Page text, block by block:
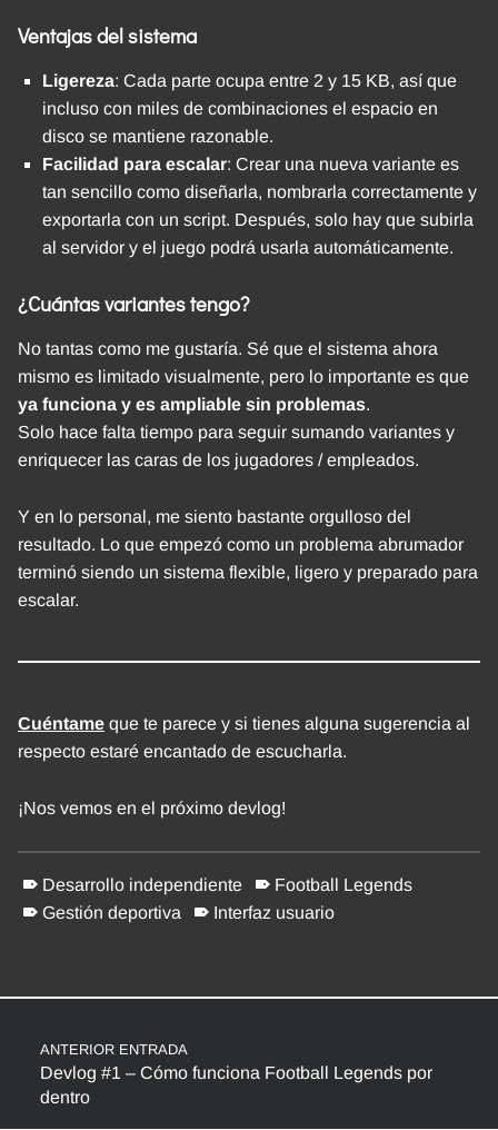
Ventajas del sistema
Ligereza: Cada parte ocupa entre 2 y 15 KB, así que
incluso con miles de combinaciones el espacio en
disco se mantiene razonable.
Facilidad para escalar: Crear una nueva variante es
tan sencillo como diseñarla, nombrarla correctamente y
exportarla con un script. Después, solo hay que subirla
al servidor y el juego podrá usarla automáticamente.
¿Cuántas variantes tengo?
No tantas como me gustaría. Sé que el sistema ahora
mismo es limitado visualmente, pero lo importante es que
ya funciona y es ampliable sin problemas.
Solo hace falta tiempo para seguir sumando variantes y
enriquecer las caras de los jugadores / empleados.
Y en lo personal, me siento bastante orgulloso del
resultado. Lo que empezó como un problema abrumador
terminó siendo un sistema flexible, ligero y preparado para
escalar.
Cuéntame que te parece y si tienes alguna sugerencia al
respecto estaré encantado de escucharla.
¡Nos vemos en el próximo devlog!
Desarrollo independiente
Football Legends
Gestión deportiva
Interfaz usuario
Navegación de entradas
ANTERIOR ENTRADA
Devlog #1 – Cómo funciona Football Legends por
dentro